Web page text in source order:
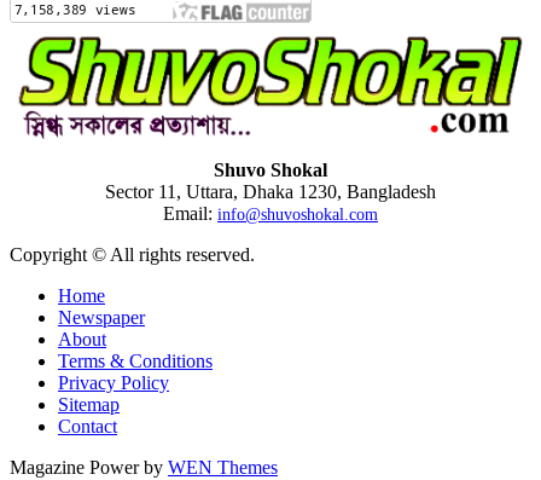
Shuvo Shokal
Sector 11, Uttara, Dhaka 1230, Bangladesh
Email: info@shuvoshokal.com
Copyright © All rights reserved.
Home
Newspaper
About
Terms & Conditions
Privacy Policy
Sitemap
Contact
Magazine Power by WEN Themes